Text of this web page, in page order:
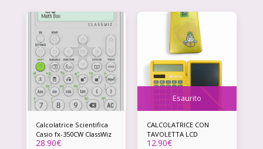
Calcolatrice Scientifica
Casio fx-350CW ClassWiz
28.90€
Esaurito
CALCOLATRICE CON
TAVOLETTA LCD
12.90€